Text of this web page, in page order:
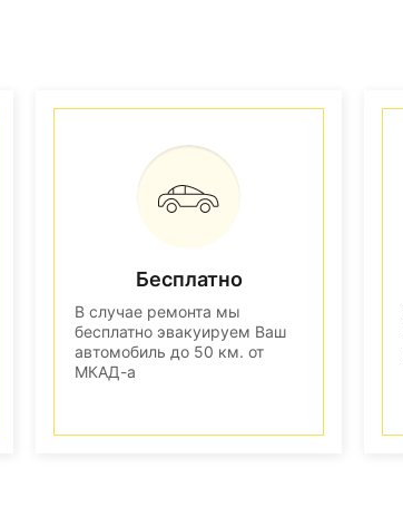
Бесплатно
В случае ремонта мы
бесплатно эвакуируем Ваш
автомобиль до 50 км. от
МКАД-а